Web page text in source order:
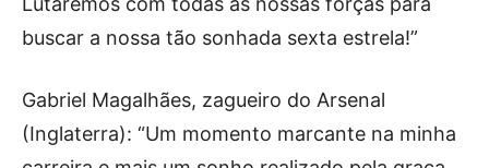
buscar a nossa tão sonhada sexta estrela!”
Gabriel Magalhães, zagueiro do Arsenal
(Inglaterra): “Um momento marcante na minha